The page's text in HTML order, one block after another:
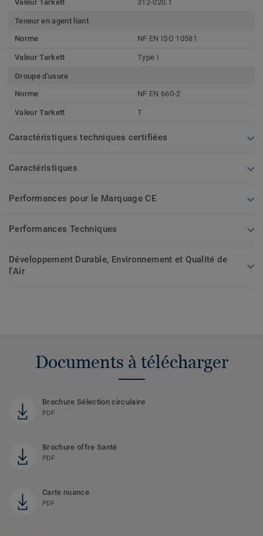
Valeur Tarkett 312-020.1
Teneur en agent liant
Norme
NF EN ISO 10581
Valeur Tarkett Type I
Groupe d'usure
Norme
NF EN 660-2
Valeur Tarkett T
Caractéristiques techniques certifiées
Caractéristiques
Performances pour le Marquage CE
Performances Techniques
Développement Durable, Environnement et Qualité de
l'Air
Documents à télécharger
Brochure Sélection circulaire
PDF
Brochure offre Santé
PDF
Carte nuance
PDF